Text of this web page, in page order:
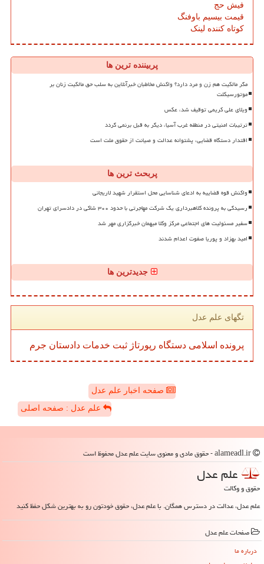
فیش حج
قیمت بیسیم باوفنگ
کوتاه کننده لینک
پربیننده ترین ها
مگر مالکیت هم زن و مرد دارد؟ واکنش مخاطبان خبرآنلاین به سلب حق مالکیت زنان بر
موتورسیکلت
ویلای علی کریمی توقیف شد، عکس
ترتیبات امنیتی در منطقه غرب آسیا، دیگر به قبل برنمی گردد
اقتدار دستگاه قضایی، پشتوانه عدالت و صیانت از حقوق ملت است
پربحث ترین ها
واکنش قوه قضاییه به ادعای شناسایی محل استقرار شهید لاریجانی
رسیدگی به پرونده کلاهبرداری یک شرکت مهاجرتی با حدود ۳۰۰ شاکی در دادسرای تهران
سفیر مسئولیت های اجتماعی مرکز وکلا میهمان خبرگزاری مهر شد
امید بهزاد و پوریا صفوت اعدام شدند
جدیدترین ها
تگهای علم عدل
پرونده اسلامی دستگاه رپورتاژ ثبت خدمات دادستان جرم
صفحه اخبار علم عدل
علم عدل : صفحه اصلی
علم عدل
حقوق و وکالت
علم عدل، عدالت در دسترس همگان. با علم عدل، حقوق خودتون رو به بهترین شکل حفظ کنید
صفحات علم عدل
درباره ما